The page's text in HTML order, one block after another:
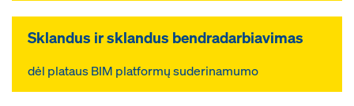
Sklandus ir sklandus bendradar­biavimas
dėl plataus BIM platformų suderinamumo